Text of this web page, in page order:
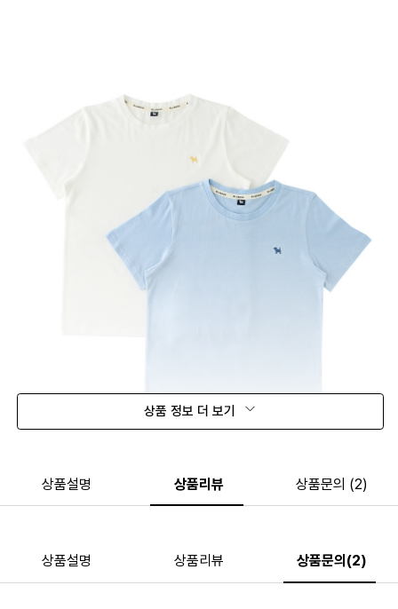
상품 정보 더 보기
상품설명 상품리뷰 상품문의 (2)
상품설명 상품리뷰 상품문의(2)